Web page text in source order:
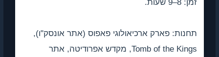
פארק ארכיאולוגי פאפוס (אתר אונסק"ו),
Tomb of the Kings, מקדש אפרודיטה, אתר